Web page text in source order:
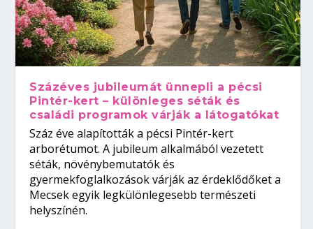
Százéves jubileumát ünnepli a pécsi
Pintér-kert – különleges séták és
családi programok várják a látogatókat
Száz éve alapították a pécsi Pintér-kert
arborétumot. A jubileum alkalmából vezetett
séták, növénybemutatók és
gyermekfoglalkozások várják az érdeklődőket a
Mecsek egyik legkülönlegesebb természeti
helyszínén.